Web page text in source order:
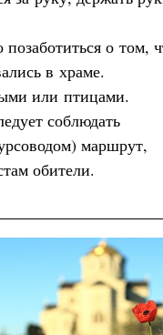
о том,
в храме.
или птицами.
соблюдать
маршрут,
обители.